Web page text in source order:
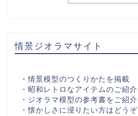
情景ジオラマサイト
・情景模型のつくりかたを掲載
・昭和レトロなアイテムのご紹介
・ジオラマ模型の参考書をご紹介
・懐かしさに浸りたい方はどうぞ